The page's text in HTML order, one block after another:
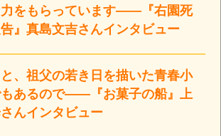
力をもらっています――『右園死
』真島文吉さんインタビュー
、祖父の若き日を描いた青春小
あるので――『お菓子の船』上
んインタビュー